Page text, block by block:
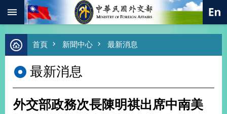
跳到主要內容區塊
進
階
尋
熱
首頁 新聞中心 最新消息
最新消息
外交部政務次長陳明祺出席中南美